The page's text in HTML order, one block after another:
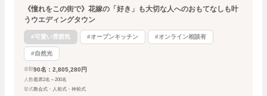
《憧れをこの街で》花嫁の「好き」も大切な人へのおもてなしも叶
うウエディングタウン
#可愛い雰囲気 #オープンキッチン #オンライン相談有
#自然光
金額 90名：2,805,280円
人数着席2名～200名
挙式教会式・人前式・神前式